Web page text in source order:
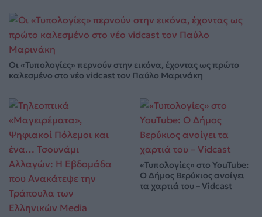
Οι «Τυπολογίες» περνούν στην εικόνα, έχοντας ως πρώτο
καλεσμένο στο νέο vidcast τον Παύλο Μαρινάκη
«Τυπολογίες» στο YouTube:
Ο Δήμος Βερύκιος ανοίγει
τα χαρτιά του – Vidcast